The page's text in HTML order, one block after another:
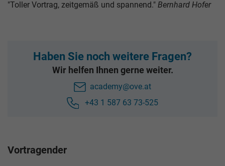
"Toller Vortrag, zeitgemäß und spannend." Bernhard Hofer
Haben Sie noch weitere Fragen?
Wir helfen Ihnen gerne weiter.
academy@ove.at
+43 1 587 63 73-525
Vortragender